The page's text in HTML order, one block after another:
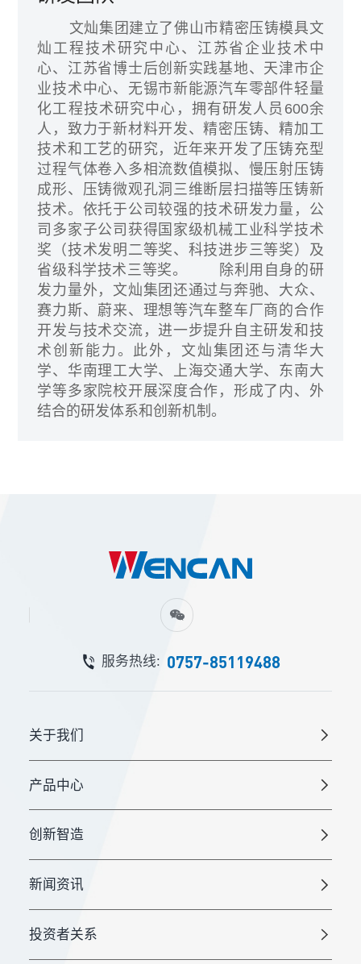
文灿集团建立了佛山市精密压铸模具文
灿工程技术研究中心、江苏省企业技术中
心、江苏省博士后创新实践基地、天津市企
业技术中心、无锡市新能源汽车零部件轻量
化工程技术研究中心，拥有研发人员600余
人，致力于新材料开发、精密压铸、精加工
技术和工艺的研究，近年来开发了压铸充型
过程气体卷入多相流数值模拟、慢压射压铸
成形、压铸微观孔洞三维断层扫描等压铸新
技术。依托于公司较强的技术研发力量，公
司多家子公司获得国家级机械工业科学技术
奖（技术发明二等奖、科技进步三等奖）及
省级科学技术三等奖。
除利用自身的研
发力量外，文灿集团还通过与奔驰、大众、
赛力斯、蔚来、理想等汽车整车厂商的合作
开发与技术交流，进一步提升自主研发和技
术创新能力。此外，文灿集团还与清华大
学、华南理工大学、上海交通大学、东南大
学等多家院校开展深度合作，形成了内、外
结合的研发体系和创新机制。
服务热线: 0757-85119488
关于我们
产品中心
创新智造
新闻资讯
投资者关系